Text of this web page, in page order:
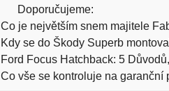
Doporučujeme:
Co je největším snem majitele
Kdy se do Škody Superb
Ford Focus Hatchback: 5
Co vše se kontroluje na